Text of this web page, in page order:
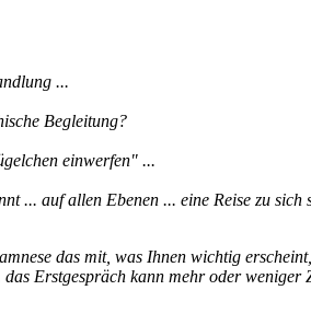
...
Begleitung?
einwerfen" ...
... auf allen Ebenen ... eine Reise zu sich
das mit, was Ihnen wichtig
Erstgespräch kann mehr oder weniger